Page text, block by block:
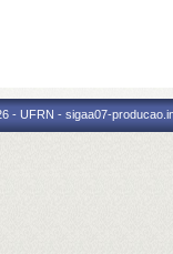
- UFRN - sigaa07-